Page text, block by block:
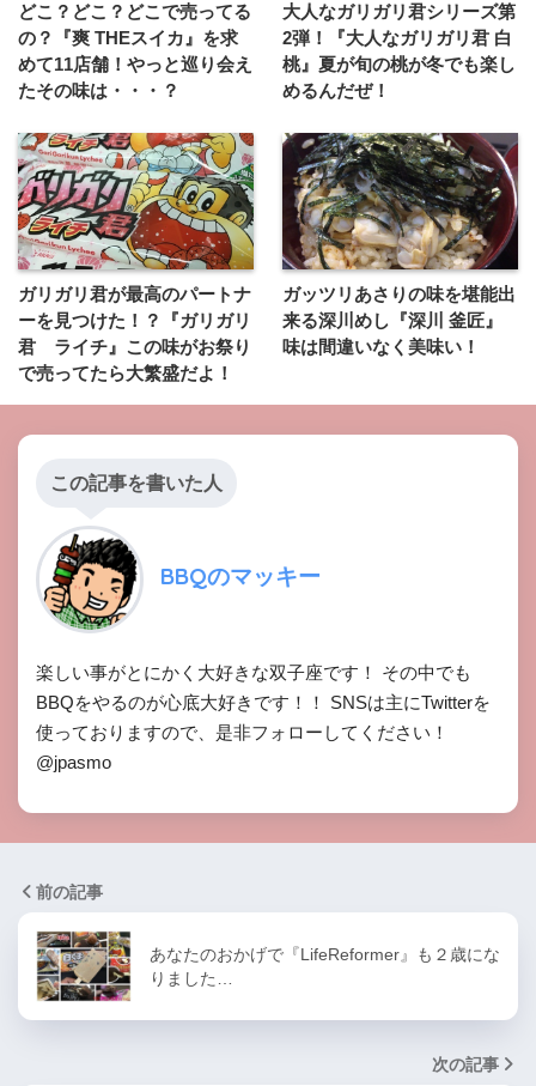
どこ？どこ？どこで売ってる
の？『爽 THEスイカ』を求
めて11店舗！やっと巡り会え
たその味は・・・？
大人なガリガリ君シリーズ第
2弾！『大人なガリガリ君 白
桃』夏が旬の桃が冬でも楽し
めるんだぜ！
ガリガリ君が最高のパートナ
ーを見つけた！？『ガリガリ
君 ライチ』この味がお祭り
で売ってたら大繁盛だよ！
ガッツリあさりの味を堪能出
来る深川めし『深川 釜匠』
味は間違いなく美味い！
この記事を書いた人
BBQのマッキー
楽しい事がとにかく大好きな双子座です！ その中でも
BBQをやるのが心底大好きです！！ SNSは主にTwitterを
使っておりますので、是非フォローしてください！
@jpasmo
前の記事
あなたのおかげで『LifeReformer』も２歳にな
りました…
次の記事